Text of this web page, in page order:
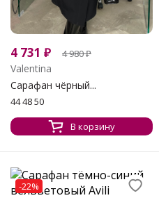
4 731 ₽ 4 980₽
Valentina
Сарафан чёрный...
44 48 50
В корзину
-22%